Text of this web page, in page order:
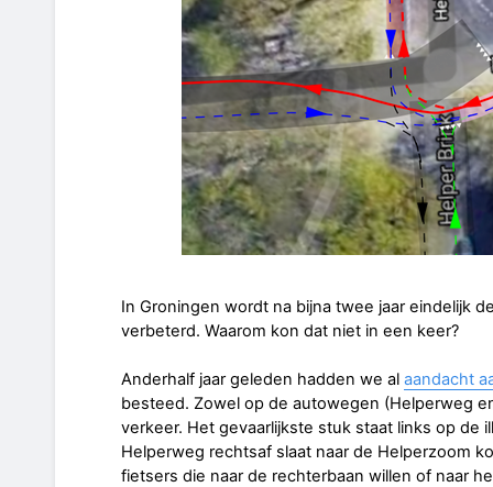
In Groningen wordt na bijna twee jaar eindelijk
verbeterd. Waarom kon dat niet in een keer?
Anderhalf jaar geleden hadden we al aandacht
besteed. Zowel op de autowegen (Helperweg
verkeer. Het gevaarlijkste stuk staat links op de
Helperweg rechtsaf slaat naar de Helperzoom
fietsers die naar de rechterbaan willen of naar